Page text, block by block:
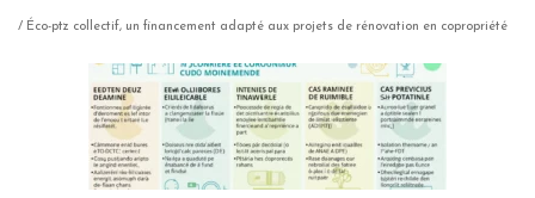
/ Éco-ptz collectif, un financement adapté aux projets de rénovation en copropriété